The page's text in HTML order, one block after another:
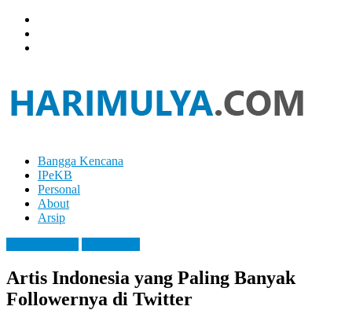
Skip
content
Hari
Mulya
Brain
Can
Analyze
It
While
Bangga Kencana
IPeKB
Personal
About
Arsip
Artis Indonesia yang Paling Banyak
Followernya di Twitter